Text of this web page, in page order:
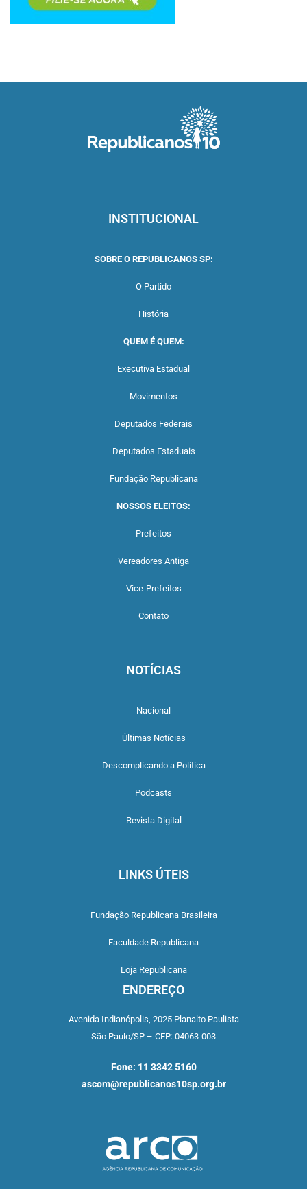
INSTITUCIONAL
SOBRE O REPUBLICANOS SP:
O Partido
História
QUEM É QUEM:
Executiva Estadual
Movimentos
Deputados Federais
Deputados Estaduais
Fundação Republicana
NOSSOS ELEITOS:
Prefeitos
Vereadores Antiga
Vice-Prefeitos
Contato
NOTÍCIAS
Nacional
Últimas Notícias
Descomplicando a Política
Podcasts
Revista Digital
LINKS ÚTEIS
Fundação Republicana Brasileira
Faculdade Republicana
Loja Republicana
ENDEREÇO
Avenida Indianópolis, 2025 Planalto Paulista
São Paulo/SP – CEP: 04063-003
Fone: 11 3342 5160
ascom@republicanos10sp.org.br